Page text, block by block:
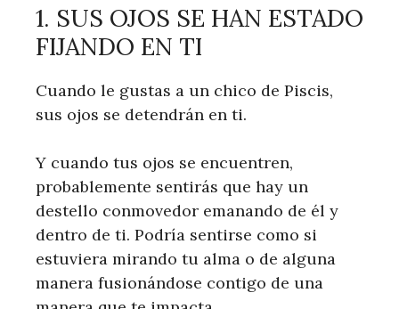
1. SUS OJOS SE HAN ESTADO
FIJANDO EN TI
Cuando le gustas a un chico de Piscis,
sus ojos se detendrán en ti.
Y cuando tus ojos se encuentren,
probablemente sentirás que hay un
destello conmovedor emanando de él y
dentro de ti. Podría sentirse como si
estuviera mirando tu alma o de alguna
manera fusionándose contigo de una